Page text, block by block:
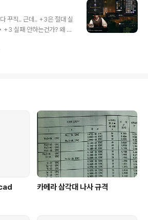
거.. 똥습녀 될 스멜이 ㄱ-
꾸직.. 근데.. +3은 절대 실
+3 실패 안하는건가? 왜 +
?
카메라 삼각대 나사 규격